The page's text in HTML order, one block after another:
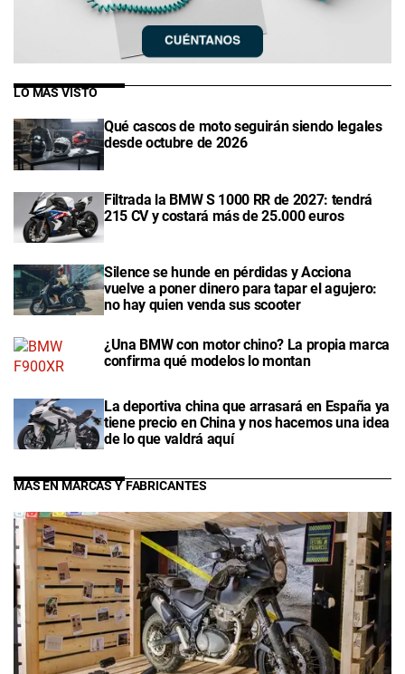
LO MÁS VISTO
Qué cascos de moto seguirán siendo legales
desde octubre de 2026
Filtrada la BMW S 1000 RR de 2027: tendrá
215 CV y costará más de 25.000 euros
Silence se hunde en pérdidas y Acciona
vuelve a poner dinero para tapar el agujero:
no hay quien venda sus scooter
¿Una BMW con motor chino? La propia marca
confirma qué modelos lo montan
La deportiva china que arrasará en España ya
tiene precio en China y nos hacemos una idea
de lo que valdrá aquí
MÁS EN MARCAS Y FABRICANTES